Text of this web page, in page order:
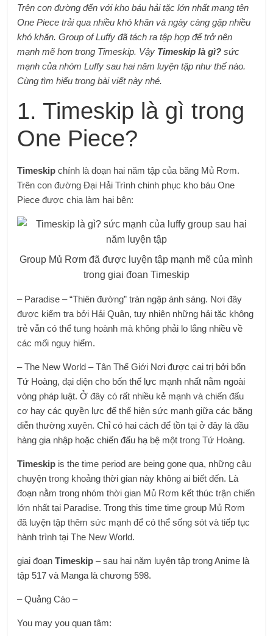
Trên con đường đến với kho báu hải tặc lớn nhất mang tên
One Piece trải qua nhiều khó khăn và ngày càng gặp nhiều
khó khăn. Group of Luffy đã tách ra tập hợp để trở nên
mạnh mẽ hơn trong Timeskip. Vậy Timeskip là gì? sức
mạnh của nhóm Luffy sau hai năm luyện tập như thế nào.
Cùng tìm hiểu trong bài viết này nhé.
1. Timeskip là gì trong
One Piece?
Timeskip chính là đoạn hai năm tập của băng Mủ Rơm.
Trên con đường Đại Hải Trình chinh phục kho báu One
Piece được chia làm hai bên:
Group Mủ Rơm đã được luyện tập mạnh mẽ của mình
trong giai đoạn Timeskip
– Paradise – “Thiên đường” tràn ngập ánh sáng. Nơi đây
được kiểm tra bởi Hải Quân, tuy nhiên những hải tặc không
trẻ vẫn có thể tung hoành mà không phải lo lắng nhiều về
các mối nguy hiểm.
– The New World – Tân Thế Giới Nơi được cai trị bởi bốn
Tứ Hoàng, đại diện cho bốn thế lực mạnh nhất nằm ngoài
vòng pháp luật. Ở đây có rất nhiều kẻ mạnh và chiến đấu
cơ hay các quyền lực để thể hiện sức mạnh giữa các băng
diễn thường xuyên. Chỉ có hai cách để tồn tại ở đây là đầu
hàng gia nhập hoặc chiến đấu hạ bệ một trong Tứ Hoàng.
Timeskip is the time period are being gone qua, những câu
chuyện trong khoảng thời gian này không ai biết đến. Là
đoạn nằm trong nhóm thời gian Mủ Rơm kết thúc trận chiến
lớn nhất tại Paradise. Trong this time time group Mủ Rơm
đã luyện tập thêm sức mạnh để có thể sống sót và tiếp tục
hành trình tại The New World.
giai đoạnTimeskip – sau hai năm luyện tập trong Anime là
tập 517 và Manga là chương 598.
– Quảng Cáo –
You may you quan tâm: